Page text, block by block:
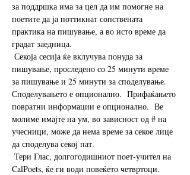
за поддршка има за цел да им помогне на
поетите да ја поттикнат сопствената
практика на пишување, а во исто време да
градат заедница.
пишување, проследено со 25 минути време
за пишување и 25 минути за споделување.
Споделувањето е опционално.  Прифаќањето
повратни информации е опционално.  Ве
молиме имајте на ум, во зависност од # на
учесници, може да нема време за секое лице
да споделува секој пат.
CalPoets, ќе ги води повеќето четвртоци.